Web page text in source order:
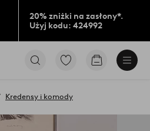
20% zniżki na zasłony*.
Użyj kodu: 424992
Przejdź
oznaczonych
Przejdź
Kredensy i komody